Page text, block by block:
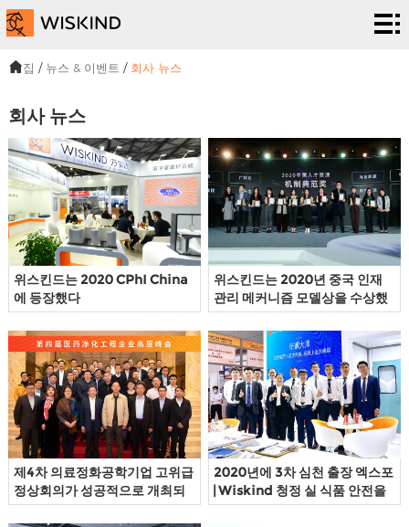
청
정
시
스
템
EPC
서비
스
솔
루
션
프
로
젝
트
우
리
에
대
해
뉴
스
&
이
벤
트
리
에
게
연
락
집 / 뉴스 & 이벤트 / 회사 뉴스
회사 뉴스
위스킨드는 2020 CPhI China
에 등장했다
위스킨드는 2020년 중국 인재
관리 메커니즘 모델상을 수상했
다
제4차 의료정화공학기업 고위급
정상회의가 성공적으로 개최되
였다
2020년에 3차 심천 출장 엑스포
| Wiskind 청정 실 식품 안전을
보장하고 건강